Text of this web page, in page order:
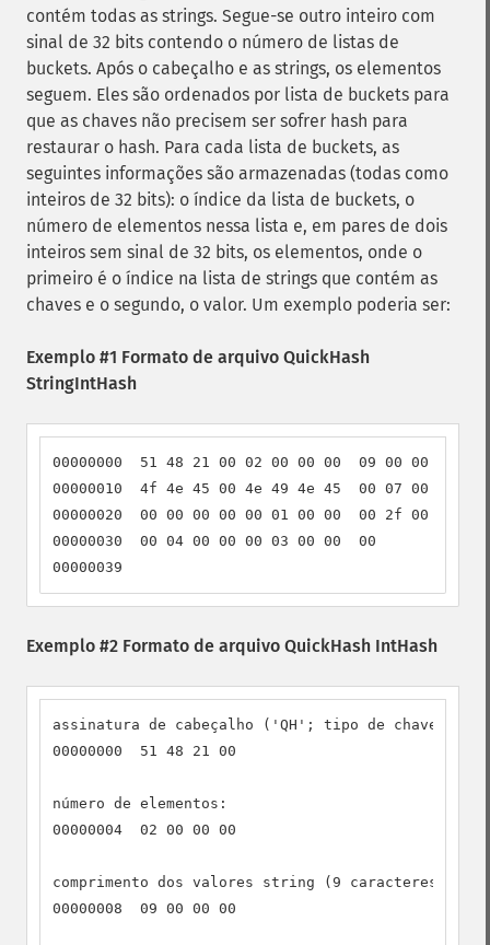
contém todas as strings. Segue-se outro inteiro com
sinal de 32 bits contendo o número de listas de
buckets. Após o cabeçalho e as strings, os elementos
seguem. Eles são ordenados por lista de buckets para
que as chaves não precisem ser sofrer hash para
restaurar o hash. Para cada lista de buckets, as
seguintes informações são armazenadas (todas como
inteiros de 32 bits): o índice da lista de buckets, o
número de elementos nessa lista e, em pares de dois
inteiros sem sinal de 32 bits, os elementos, onde o
primeiro é o índice na lista de strings que contém as
chaves e o segundo, o valor. Um exemplo poderia ser:
Exemplo #1 Formato de arquivo QuickHash
StringIntHash
00000000  51 48 21 00 02 00 00 00  09 00 00
00000010  4f 4e 45 00 4e 49 4e 45  00 07 00 00
00000020  00 00 00 00 00 01 00 00  00 2f 00
00000030  00 04 00 00 00 03 00 00  00
00000039
Exemplo #2 Formato de arquivo QuickHash IntHash
assinatura de cabeçalho ('QH'; tipo de chave: 2;
00000000  51 48 21 00
número de elementos:
00000004  02 00 00 00
comprimento dos valores string (9 caracteres):
00000008  09 00 00 00